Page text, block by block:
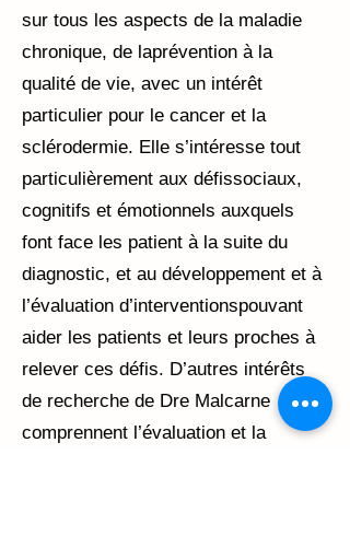
sur tous les aspects de la maladie
chronique, de laprévention à la
qualité de vie, avec un intérêt
particulier pour le cancer et la
sclérodermie. Elle s’intéresse tout
particulièrement aux défissociaux,
cognitifs et émotionnels auxquels
font face les patient à la suite du
diagnostic, et au développement et à
l’évaluation d’interventionspouvant
aider les patients et leurs proches à
relever ces défis. D’autres intérêts
de recherche de Dre Malcarne
comprennent l’évaluation et la